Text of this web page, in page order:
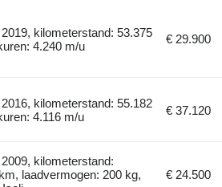
kilometerstand: 53.375
4.240 m/u
€ 29.900
kilometerstand: 55.182
4.116 m/u
€ 37.120
kilometerstand:
laadvermogen: 200 kg,
€ 24.500